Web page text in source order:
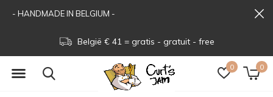
0 0
België € 41 = gratis - gratuit - free
- HANDMADE IN BELGIUM -